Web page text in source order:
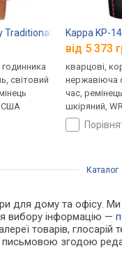
Traditional GMT
світовий
США
Kappa KP-
від 5 373
кварцові,
нержавіюча
час,
шкіряний,
Каталог
для дому та офісу.
вибору інформацію —
товарів, глосарій
письмовою згодою